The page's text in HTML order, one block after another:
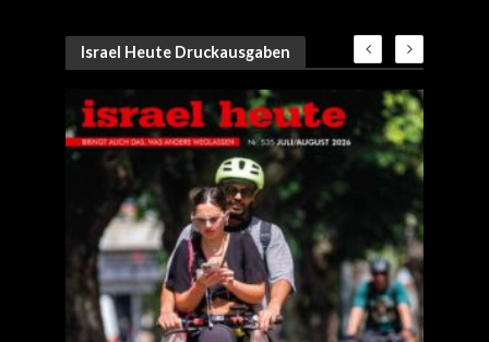
Israel Heute Druckausgaben